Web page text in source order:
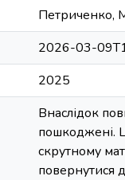
Петриченко,
2026-03-
2025
Внаслідок
пошкоджені.
скрутному
повернутися